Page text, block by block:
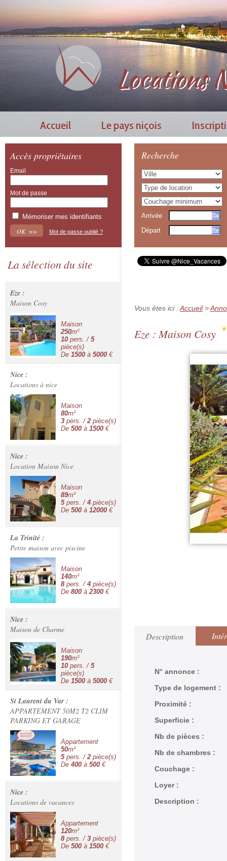
Locations
Accueil Le pays niçois
Recherche
Arrivée
Départ
Vous êtes ici :Accueil>
Eze : Maison Cosy
Description
N° annonce :
Type de logement :
Proximité :
Superficie :
Nb de pièces :
Nb de chambres :
Couchage :
Loyer :
Description :
Accès propriétaires
Email
Mot de passe
Mémoriser mes identifiants
Mot de passe oublié ?
La sélection du site
Eze :
Maison Cosy
Maison
250m²
10 pers. / 5
pièce(s)
De 1500 à 5000 €
Nice :
Locations à nice
Maison
80m²
3 pers. / 2 pièce(s)
De 500 à 1500 €
Nice :
Location Maison Nice
Maison
89m²
5pers. / 4 pièce(s)
De 500 à 12000 €
La Trinité :
Petite maison avec piscine
Maison
140m²
8pers. / 4 pièce(s)
De 800 à 2300 €
Nice :
Maison de Charme
Maison
190m²
10 pers. / 5
pièce(s)
De 1500 à 5000 €
St Laurent du Var :
APPARTEMENT 50M2 T2 CLIM
PARKING ET GARAGE
Appartement
50m²
5pers. / 2 pièce(s)
De 400 à 500 €
Nice :
Locations de vacances
Appartement
120m²
8pers. / 3 pièce(s)
De 500 à 1500 €